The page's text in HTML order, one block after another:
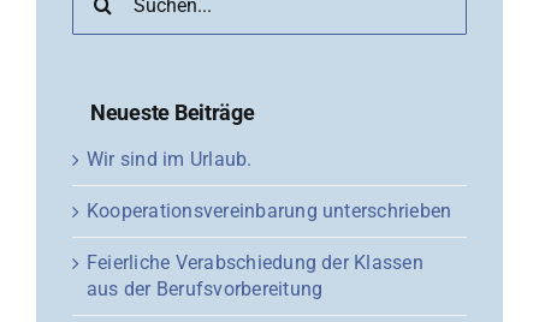
nach:
Neueste Beiträge
Wir sind im Urlaub.
Kooperationsvereinbarung unterschrieben
Feierliche Verabschiedung der Klassen
aus der Berufsvorbereitung